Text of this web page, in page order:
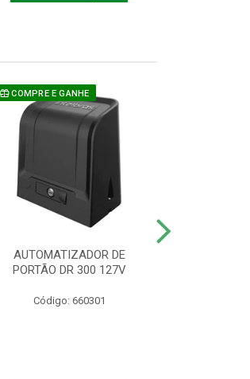
COMPRE E GANHE
AUTOMATIZADOR DE
PORTÃO DR 300 127V
Código: 660301